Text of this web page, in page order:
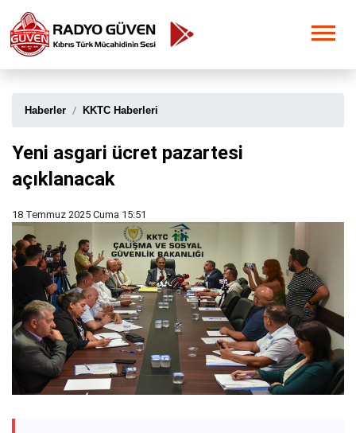
Haberler KKTC Haberleri
Yeni asgari ücret pazartesi
açıklanacak
18 Temmuz 2025 Cuma 15:51